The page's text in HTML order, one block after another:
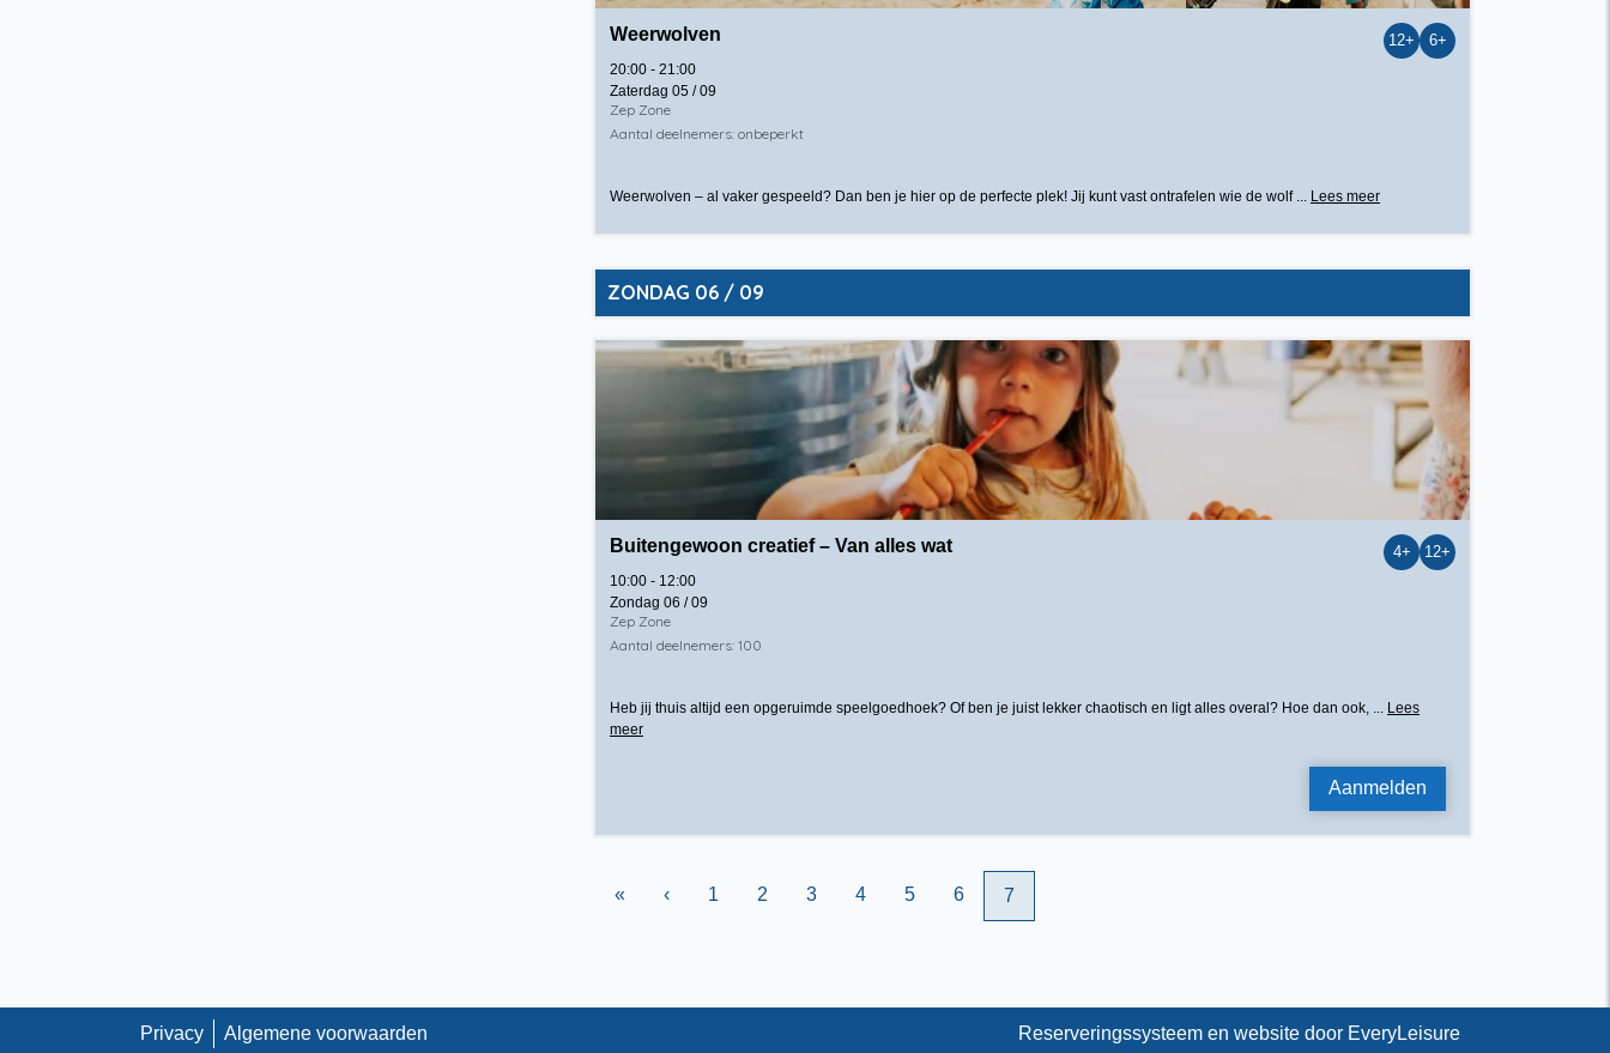
Weerwolven
20:00 - 21:00
Zaterdag 05 / 09
Zep Zone
Aantal deelnemers: onbeperkt
12+ 6+
Weerwolven – al vaker gespeeld? Dan ben je hier op de perfecte plek! Jij kunt vast ontrafelen wie de wolf ... Lees meer
ZONDAG 06 / 09
Buitengewoon creatief – Van alles wat
10:00 - 12:00
Zondag 06 / 09
Zep Zone
Aantal deelnemers: 100
4+ 12+
Heb jij thuis altijd een opgeruimde speelgoedhoek? Of ben je juist lekker chaotisch en ligt alles overal? Hoe dan ook, ... Lees
meer
Aanmelden
« ‹ 1 2 3 4 5 6 7
Privacy Algemene voorwaarden Reserveringssysteem en website door EveryLeisure